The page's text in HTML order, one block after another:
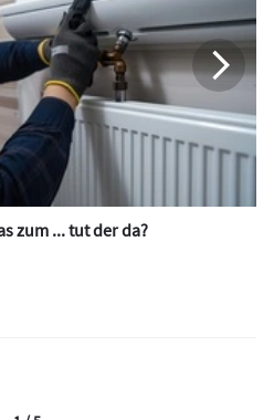
zum ... tut der da?